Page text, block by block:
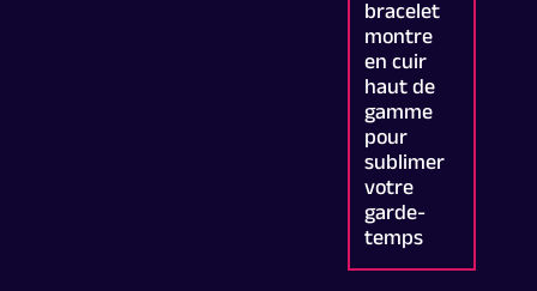
bracelet
montre
en cuir
haut de
gamme
pour
sublimer
votre
garde-
temps